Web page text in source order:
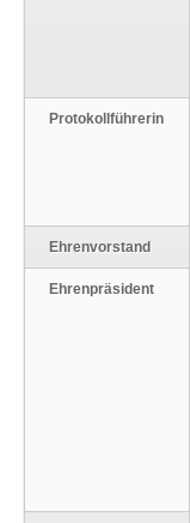
Protokollführerin
Ehrenvorstand
Ehrenpräsident